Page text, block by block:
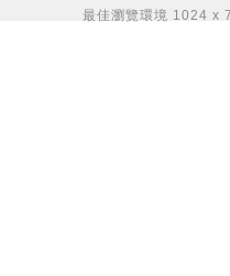
最佳瀏覽環境 1024 x